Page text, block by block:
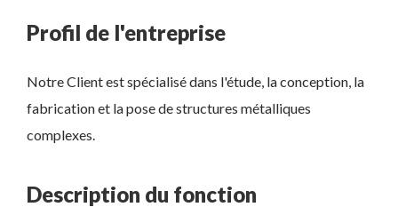
Profil de l'entreprise
Notre Client est spécialisé dans l'étude, la conception, la
fabrication et la pose de structures métalliques
complexes.
Description du fonction